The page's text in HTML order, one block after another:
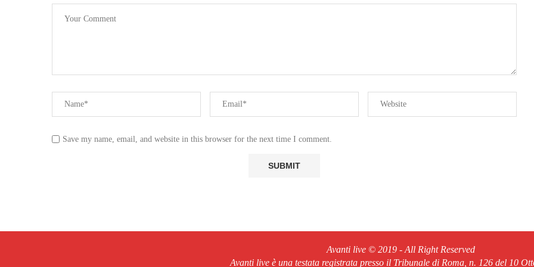
Save my name, email, and website in this browser for the next time I comment.
Avanti live © 2019 - All Right Reserved
Avanti live è una testata registrata presso il Tribunale di Roma, n. 126 del 10